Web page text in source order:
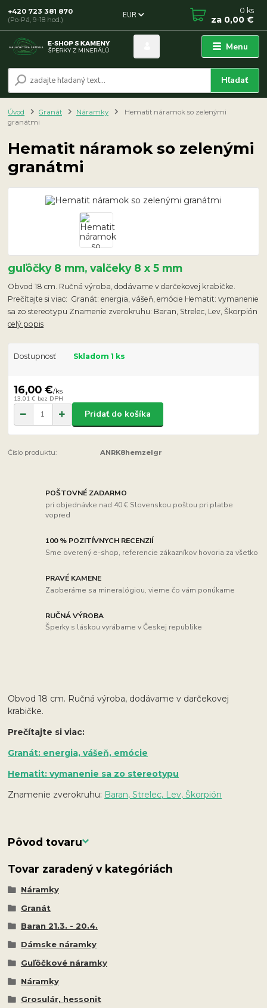
Menu
EUR
Hľadať
+420 723 381 870
(Po-Pá, 9-18 hod.)
0 ks
za 0,00 €
Úvod Granát Náramky
Hematit náramok so zelenými
granátmi
Hematit náramok so zelenými
granátmi
guľôčky 8 mm, valčeky 8 x 5 mm
Obvod 18 cm. Ručná výroba, dodávame v darčekovej krabičke.
Prečítajte si viac: Granát: energia, vášeň, emócie Hematit: vymanenie
sa zo stereotypu Znamenie zverokruhu: Baran, Strelec, Lev, Škorpión
celý popis
Dostupnosť Skladom 1 ks
16,00 €/ks
13,01 € bez DPH
Pridať do košíka
Číslo produktu: ANRK8hemzelgr
POŠTOVNÉ ZADARMO
pri objednávke nad 40 € Slovenskou poštou pri platbe
vopred
100 % POZITÍVNYCH RECENZIÍ
Sme overený e-shop, referencie zákazníkov hovoria za všetko
PRAVÉ KAMENE
Zaoberáme sa mineralógiou, vieme čo vám ponúkame
RUČNÁ VÝROBA
Šperky s láskou vyrábame v Českej republike
Obvod 18 cm. Ručná výroba, dodávame v darčekovej
krabičke.
Prečítajte si viac:
Granát: energia, vášeň, emócie
Hematit: vymanenie sa zo stereotypu
Znamenie zverokruhu: Baran, Strelec, Lev, Škorpión
Pôvod tovaru
Tovar zaradený v kategóriách
Náramky
Granát
Baran 21.3. - 20.4.
Dámske náramky
Guľôčkové náramky
Náramky
Grosulár, hessonit